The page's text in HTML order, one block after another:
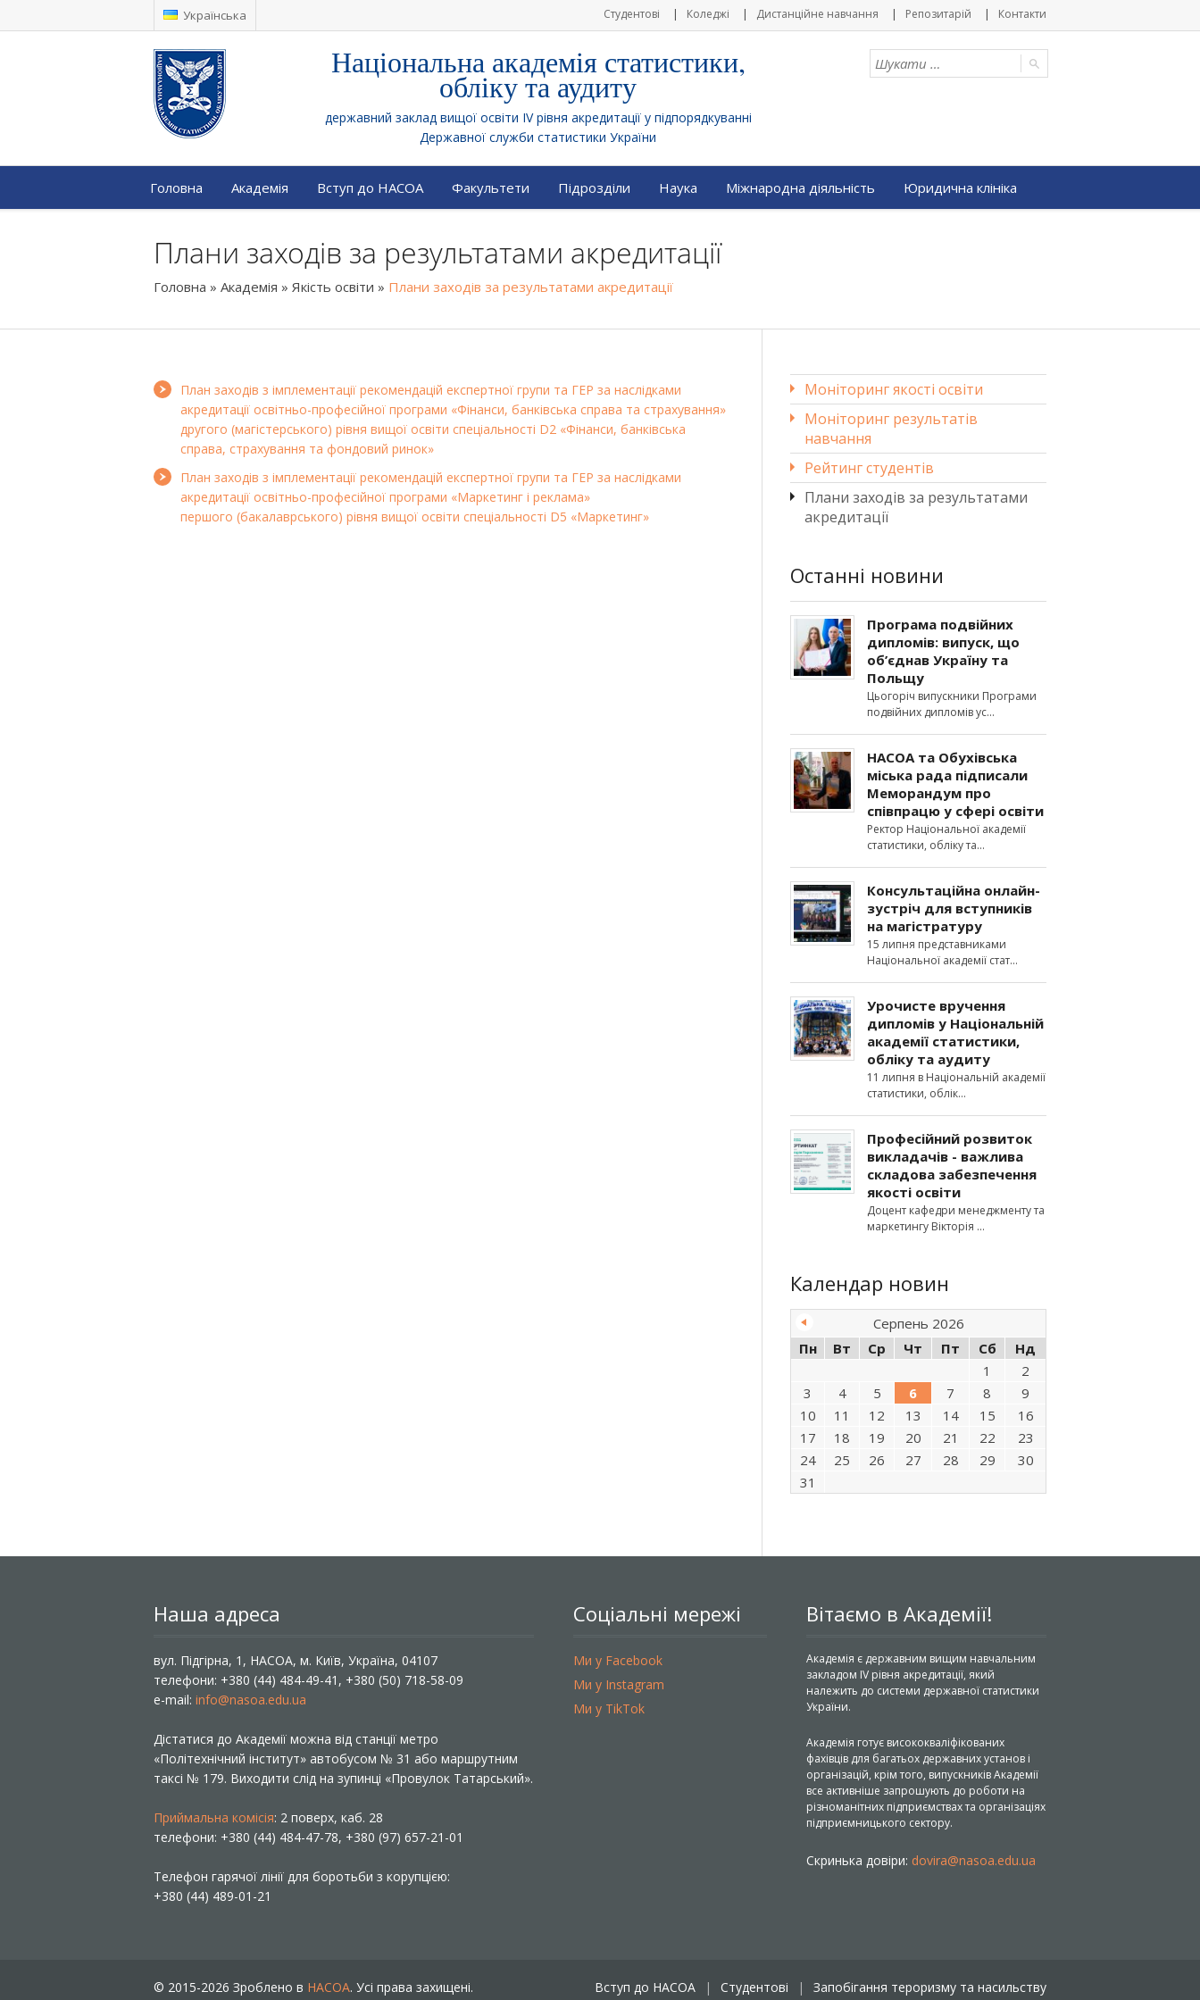
Українська Студентові Коледжі Дистанційне навчання Репозитарій Контакти
Національна академія статистики,
обліку та аудиту
державний заклад вищої освіти IV рівня акредитації у підпорядкуванні
Державної служби статистики України
Головна Академія Вступ до НАСОА Факультети Підрозділи Наука Міжнародна діяльність Юридична клініка
Плани заходів за результатами акредитації
Головна » Академія » Якість освіти » Плани заходів за результатами акредитації
План заходів з імплементації рекомендацій експертної групи та ГЕР за наслідками
акредитації освітньо-професійної програми «Фінанси, банківська справа та страхування»
другого (магістерського) рівня вищої освіти спеціальності D2 «Фінанси, банківська
справа, страхування та фондовий ринок»
План заходів з імплементації рекомендацій експертної групи та ГЕР за наслідками
акредитації освітньо-професійної програми «Маркетинг і реклама»
першого (бакалаврського) рівня вищої освіти спеціальності D5 «Маркетинг»
Моніторинг якості освіти
Моніторинг результатів
навчання
Рейтинг студентів
Плани заходів за результатами
акредитації
Останні новини
Програма подвійних
дипломів: випуск, що
об’єднав Україну та
Польщу
Цьогоріч випускники Програми
подвійних дипломів ус
НАСОА та Обухівська
міська рада підписали
Меморандум про
співпрацю у сфері освіти
Ректор Національної академії
статистики, обліку та
Консультаційна онлайн-
зустріч для вступників
на магістратуру
15 липня представниками
Національної академії стат
Урочисте вручення
дипломів у Національній
академії статистики,
обліку та аудиту
11 липня в Національній академії
статистики, облік
Професійний розвиток
викладачів - важлива
складова забезпечення
якості освіти
Доцент кафедри менеджменту та
маркетингу Вікторія
Календар новин
Серпень 2026
Пн
Вт Ср Чт Пт Сб
Нд
1
2
3
4 5 6 7 8
9
10
11 12 13 14 15
16
17
18 19 20 21 22
23
24
25 26 27 28 29
30
31
Наша адреса
вул. Підгірна, 1, НАСОА, м. Київ, Україна, 04107
телефони: +380 (44) 484-49-41, +380 (50) 718-58-09
e-mail: info@nasoa.edu.ua
Дістатися до Академії можна від станції метро
«Політехнічний інститут» автобусом № 31 або маршрутним
таксі № 179. Виходити слід на зупинці «Провулок Татарський».
Приймальна комісія: 2 поверх, каб. 28
телефони: +380 (44) 484-47-78, +380 (97) 657-21-01
Телефон гарячої лінії для боротьби з корупцією:
+380 (44) 489-01-21
Соціальні мережі
Ми у Facebook
Ми у Instagram
Ми у TikTok
Вітаємо в Академії!
Академія є державним вищим навчальним
закладом IV рівня акредитації, який
належить до системи державної статистики
України.
Академія готує висококваліфікованих
фахівців для багатьох державних установ і
організацій, крім того, випускників Академії
все активніше запрошують до роботи на
різноманітних підприємствах та організаціях
підприємницького сектору.
Скринька довіри: dovira@nasoa.edu.ua
Вступ до НАСОА Студентові Запобігання тероризму та насильству
© 2015-2026 Зроблено в НАСОА. Усі права захищені.